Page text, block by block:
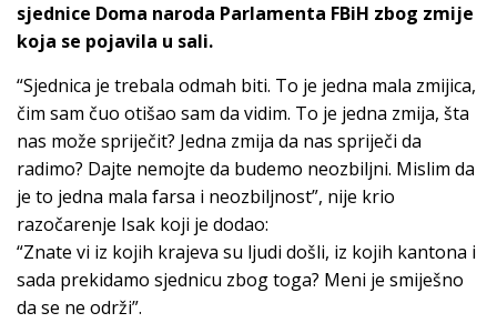
sjednice Doma naroda Parlamenta FBiH zbog zmije
koja se pojavila u sali.
“Sjednica je trebala odmah biti. To je jedna mala zmijica,
čim sam čuo otišao sam da vidim. To je jedna zmija, šta
nas može spriječit? Jedna zmija da nas spriječi da
radimo? Dajte nemojte da budemo neozbiljni. Mislim da
je to jedna mala farsa i neozbiljnost”, nije krio
razočarenje Isak koji je dodao:
“Znate vi iz kojih krajeva su ljudi došli, iz kojih kantona i
sada prekidamo sjednicu zbog toga? Meni je smiješno
da se ne održi”.